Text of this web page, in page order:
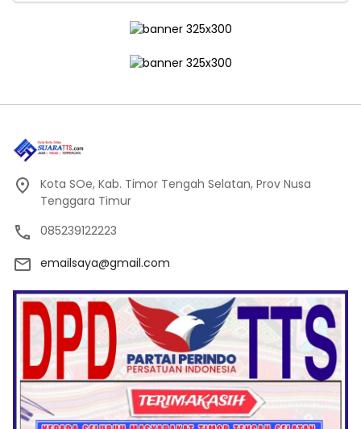
Kota SOe, Kab. Timor Tengah Selatan, Prov Nusa
Tenggara Timur
085239122223
emailsaya@gmail.com